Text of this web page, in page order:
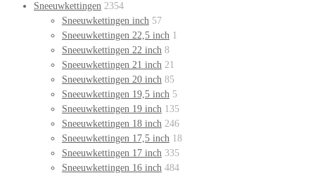
Sneeuwkettingen 2354
Sneeuwkettingen inch 57
Sneeuwkettingen 22,5 inch 1
Sneeuwkettingen 22 inch 8
Sneeuwkettingen 21 inch 21
Sneeuwkettingen 20 inch 85
Sneeuwkettingen 19,5 inch 5
Sneeuwkettingen 19 inch 135
Sneeuwkettingen 18 inch 246
Sneeuwkettingen 17,5 inch 18
Sneeuwkettingen 17 inch 335
Sneeuwkettingen 16 inch 484